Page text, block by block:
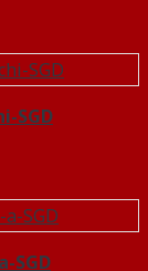
SGD
SGD